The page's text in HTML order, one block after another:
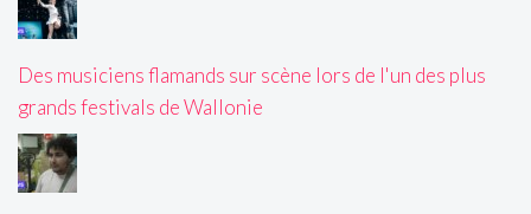
Des musiciens flamands sur scène lors de l'un des plus
grands festivals de Wallonie